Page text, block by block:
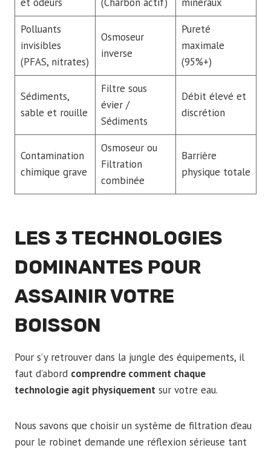
et odeurs (Charbon actif)
minéraux
Polluants
invisibles
(PFAS, nitrates)
Osmoseur
inverse
Pureté
maximale
(95%+)
Sédiments,
sable et rouille
Filtre sous
évier /
Sédiments
Débit élevé et
discrétion
Contamination
chimique grave
Osmoseur ou
Filtration
combinée
Barrière
physique totale
LES 3 TECHNOLOGIES
DOMINANTES POUR
ASSAINIR VOTRE
BOISSON
Pour s’y retrouver dans la jungle des équipements, il
faut d’abord comprendre comment chaque
technologie agit physiquement sur votre eau.
Nous savons que choisir un système de filtration d’eau
pour le robinet demande une réflexion sérieuse tant